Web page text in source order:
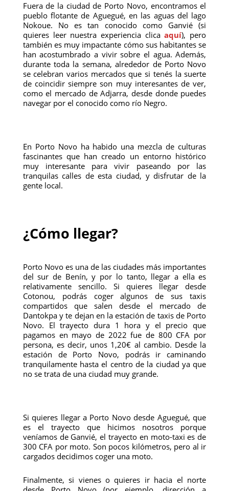
Fuera de la ciudad de Porto Novo, encontramos el
pueblo flotante de Aguegué, en las aguas del lago
Nokoue. No es tan conocido como Ganvié (si
quieres leer nuestra experiencia clicaaquí), pero
también es muy impactante cómo sus habitantes se
han acostumbrado a vivir sobre el agua. Además,
durante toda la semana, alrededor de Porto Novo
se celebran varios mercados que si tenés la suerte
de coincidir siempre son muy interesantes de ver,
como el mercado de Adjarra, desde donde puedes
navegar por el conocido como río Negro.
En Porto Novo ha habido una mezcla de culturas
fascinantes que han creado un entorno histórico
muy interesante para vivir paseando por las
tranquilas calles de esta ciudad, y disfrutar de la
gente local.
¿Cómo llegar?
Porto Novo es una de las ciudades más importantes
del sur de Benín, y por lo tanto, llegar a ella es
relativamente sencillo. Si quieres llegar desde
Cotonou, podrás coger algunos de sus taxis
compartidos que salen desde el mercado de
Dantokpa y te dejan en la estación de taxis de Porto
Novo. El trayecto dura 1 hora y el precio que
pagamos en mayo de 2022 fue de 800 CFA por
persona, es decir, unos 1,20€ al cambio. Desde la
estación de Porto Novo, podrás ir caminando
tranquilamente hasta el centro de la ciudad ya que
no se trata de una ciudad muy grande.
Si quieres llegar a Porto Novo desde Aguegué, que
es el trayecto que hicimos nosotros porque
veníamos de Ganvié, el trayecto en moto-taxi es de
300 CFA por moto. Son pocos kilómetros, pero al ir
cargados decidimos coger una moto.
Finalmente, si vienes o quieres ir hacia el norte